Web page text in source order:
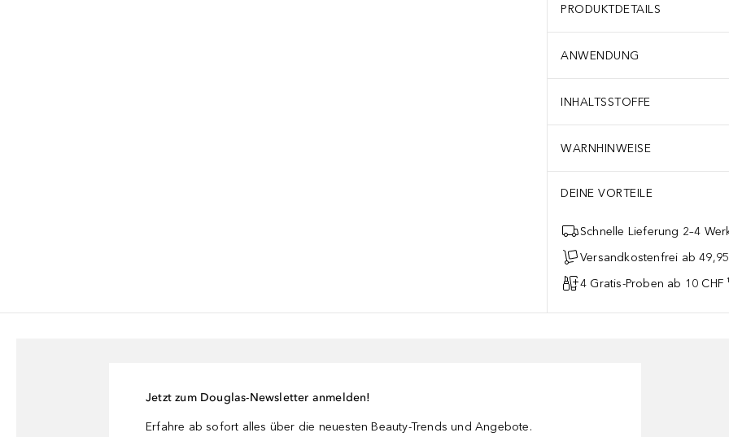
PRODUKTDETAILS
ANWENDUNG
INHALTSSTOFFE
WARNHINWEISE
DEINE VORTEILE
Schnelle Lieferung 2–4
Versandkostenfrei ab 49,95
4 Gratis-Proben ab 10 CHF ¹
Jetzt zum Douglas-Newsletter anmelden!
Erfahre ab sofort alles über die neuesten Beauty-Trends und Angebote.